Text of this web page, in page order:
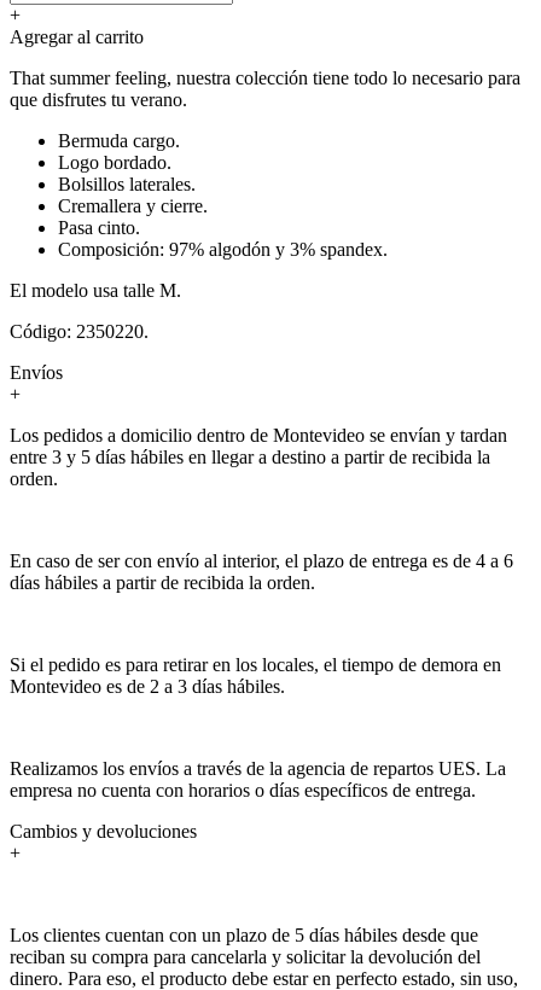
+
Agregar al carrito
That summer feeling, nuestra colección tiene todo lo necesario para
que disfrutes tu verano.
Bermuda cargo.
Logo bordado.
Bolsillos laterales.
Cremallera y cierre.
Pasa cinto.
Composición: 97% algodón y 3% spandex.
El modelo usa talle M.
Código: 2350220.
Envíos
+
Los pedidos a domicilio dentro de Montevideo se envían y tardan
entre 3 y 5 días hábiles en llegar a destino a partir de recibida la
orden.
En caso de ser con envío al interior, el plazo de entrega es de 4 a 6
días hábiles a partir de recibida la orden.
Si el pedido es para retirar en los locales, el tiempo de demora en
Montevideo es de 2 a 3 días hábiles.
Realizamos los envíos a través de la agencia de repartos UES. La
empresa no cuenta con horarios o días específicos de entrega.
Cambios y devoluciones
+
Los clientes cuentan con un plazo de 5 días hábiles desde que
reciban su compra para cancelarla y solicitar la devolución del
dinero. Para eso, el producto debe estar en perfecto estado, sin uso,